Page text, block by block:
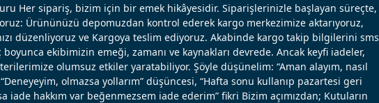
Her sipariş, bizim için bir emek hikâyesidir. Siparişlerinizle başlayan süreçte,
Ürününüzü depomuzdan kontrol ederek kargo merkezimize aktarıyoruz,
düzenliyoruz ve Kargoya teslim ediyoruz. Akabinde kargo takip bilgilerini sms
ekibimizin emeği, zamanı ve kaynakları devrede. Ancak keyfi iadeler,
olumsuz etkiler yaratabiliyor. Şöyle düşünelim: “Aman alayım, nasıl
olmazsa yollarım” düşüncesi, “Hafta sonu kullanıp pazartesi geri
iade hakkım var beğenmezsem iade ederim” fikri Bizim açımızdan; Kutuların